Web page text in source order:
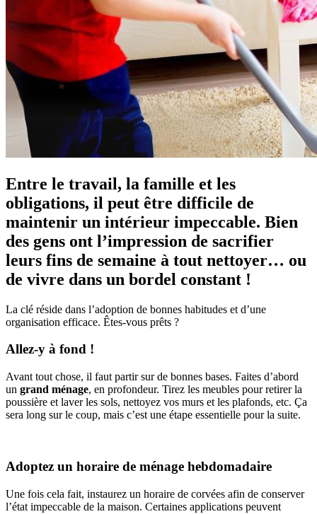
Entre le travail, la famille et les
obligations, il peut être difficile de
maintenir un intérieur impeccable. Bien
des gens ont l’impression de sacrifier
leurs fins de semaine à tout nettoyer… ou
de vivre dans un bordel constant !
La clé réside dans l’adoption de bonnes habitudes et d’une
organisation efficace. Êtes-vous prêts ?
Allez-y à fond !
Avant tout chose, il faut partir sur de bonnes bases. Faites d’abord
un grand ménage, en profondeur. Tirez les meubles pour retirer la
poussière et laver les sols, nettoyez vos murs et les plafonds, etc. Ça
sera long sur le coup, mais c’est une étape essentielle pour la suite.
Adoptez un horaire de ménage hebdomadaire
Une fois cela fait, instaurez un horaire de corvées afin de conserver
l’état impeccable de la maison. Certaines applications peuvent